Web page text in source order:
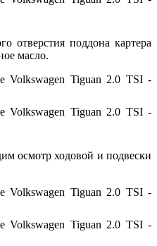
отверстия поддона картера
масло.
осмотр ходовой и подвески